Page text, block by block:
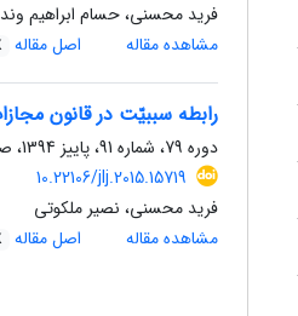
فرید محسنی، حسام ابراهیم وند
مشاهده مقاله
اصل مقاله
رابطه سببیّت در قانون مجازات
دوره 79، شماره 91، پاییز 1394، صفحه
10.22106/jlj.2015.15719
فرید محسنی، نصیر ملکوتی
مشاهده مقاله
اصل مقاله